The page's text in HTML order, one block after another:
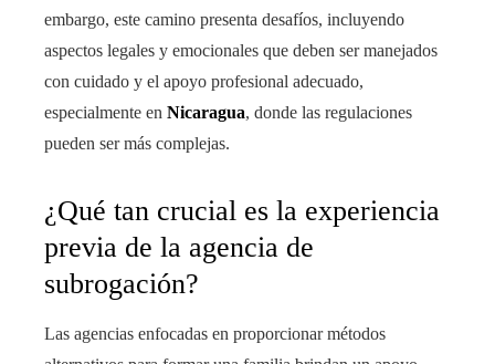
embargo, este camino presenta desafíos, incluyendo
aspectos legales y emocionales que deben ser manejados
con cuidado y el apoyo profesional adecuado,
especialmente en Nicaragua, donde las regulaciones
pueden ser más complejas.
¿Qué tan crucial es la experiencia
previa de la agencia de
subrogación?
Las agencias enfocadas en proporcionar métodos